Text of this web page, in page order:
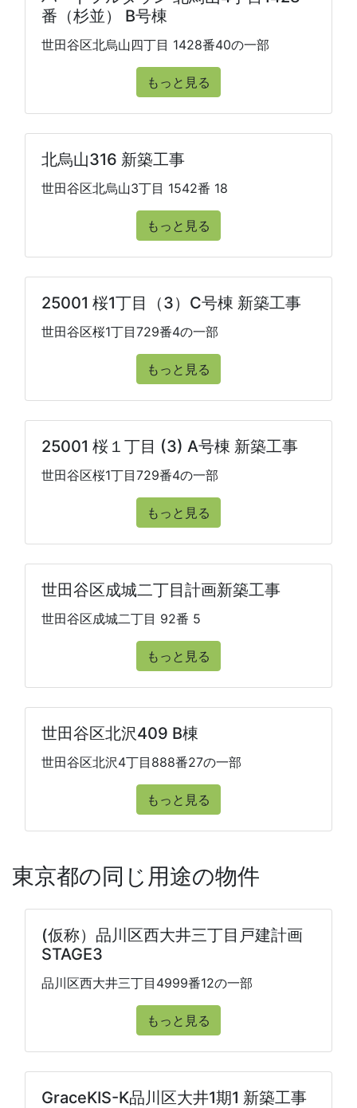
番（杉並） B号棟
世田谷区北烏山四丁目 1428番40の一部
もっと見る
北烏山316 新築工事
世田谷区北烏山3丁目 1542番 18
もっと見る
25001 桜1丁目（3）C号棟 新築工事
世田谷区桜1丁目729番4の一部
もっと見る
25001 桜１丁目 (3) A号棟 新築工事
世田谷区桜1丁目729番4の一部
もっと見る
世田谷区成城二丁目計画新築工事
世田谷区成城二丁目 92番 5
もっと見る
世田谷区北沢409 B棟
世田谷区北沢4丁目888番27の一部
もっと見る
東京都の同じ用途の物件
(仮称）品川区西大井三丁目戸建計画
STAGE3
品川区西大井三丁目4999番12の一部
もっと見る
GraceKIS-K品川区大井1期1 新築工事